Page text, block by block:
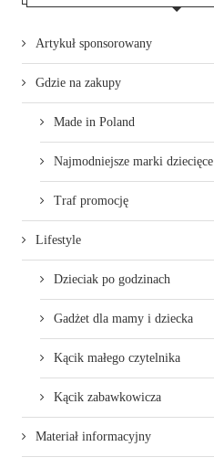
Artykuł sponsorowany
Gdzie na zakupy
Made in Poland
Najmodniejsze marki dziecięce
Traf promocję
Lifestyle
Dzieciak po godzinach
Gadżet dla mamy i dziecka
Kącik małego czytelnika
Kącik zabawkowicza
Materiał informacyjny